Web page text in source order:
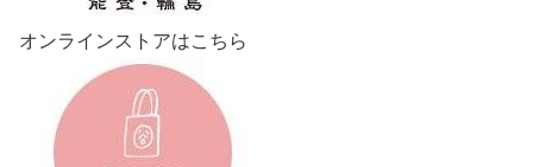
オンラインストアはこちら